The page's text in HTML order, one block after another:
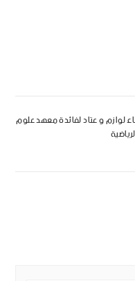
لوازم و عتاد لفائدة معهد علوم